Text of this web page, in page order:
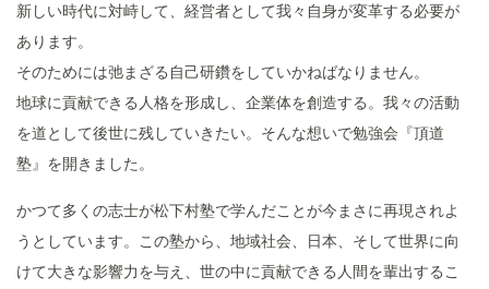
新しい時代に対峙して、経営者として我々自身が変革する必要が
あります。
そのためには弛まざる自己研鑽をしていかねばなりません。
地球に貢献できる人格を形成し、企業体を創造する。我々の活動
を道として後世に残していきたい。そんな想いで勉強会『頂道
塾』を開きました。
かつて多くの志士が松下村塾で学んだことが今まさに再現されよ
うとしています。この塾から、地域社会、日本、そして世界に向
けて大きな影響力を与え、世の中に貢献できる人間を輩出するこ